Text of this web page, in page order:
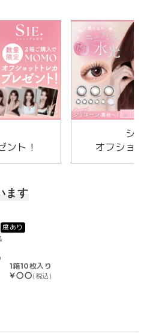
ント！
シ
オフショ
ます
度あり
1箱10枚入り
￥〇〇(税込)